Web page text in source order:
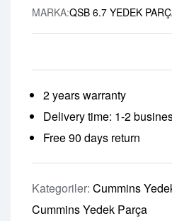
MARKA:QSB 6.7 YEDEK
2 years warranty
Delivery time: 1-2
Free 90 days return
Kategoriler: Cummins
Cummins Yedek Parça